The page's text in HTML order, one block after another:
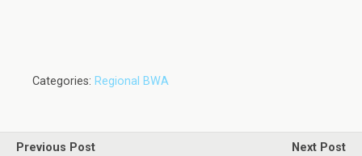
Categories: Regional BWA
Previous Post
Next Post